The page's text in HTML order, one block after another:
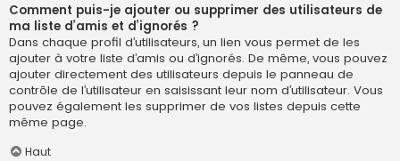
Comment puis-je ajouter ou supprimer des utilisateurs de
ma liste d’amis et d’ignorés ?
Dans chaque profil d’utilisateurs, un lien vous permet de les
ajouter à votre liste d’amis ou d’ignorés. De même, vous pouvez
ajouter directement des utilisateurs depuis le panneau de
contrôle de l’utilisateur en saisissant leur nom d’utilisateur. Vous
pouvez également les supprimer de vos listes depuis cette
même page.
Haut